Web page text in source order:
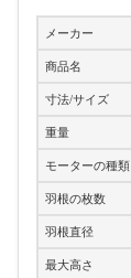
メーカー
商品名
寸法/サイズ
重量
モーターの種類
羽根の枚数
羽根直径
最大高さ